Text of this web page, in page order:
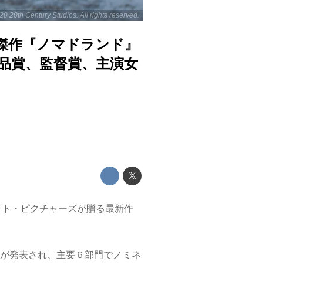
20th Century Studios. All rights reserved.
『ノマドランド』
賞、監督賞、主演女
・ピクチャーズが贈る最新作
発表され、主要６部門でノミネ